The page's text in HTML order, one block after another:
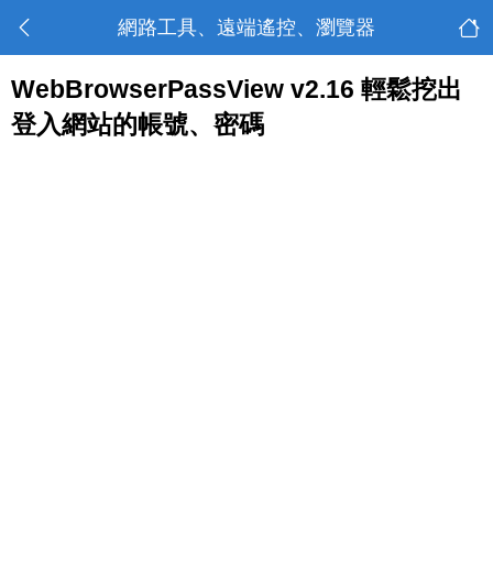
網路工具、遠端遙控、瀏覽器
WebBrowserPassView v2.16 輕鬆挖出
登入網站的帳號、密碼